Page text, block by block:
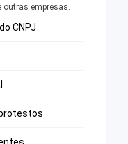
empresas.
CNPJ